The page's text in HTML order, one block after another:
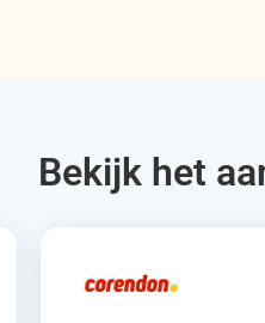
Bekijk het